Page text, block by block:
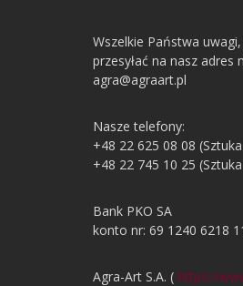
Wszelkie Państwa
przesyłać na nasz adres
agra@agraart.pl
Nasze telefony:
+48 22 625 08 08
+48 22 745 10 25
Bank PKO SA
konto nr: 69 1240 6218
Agra-Art S.A. ( https://